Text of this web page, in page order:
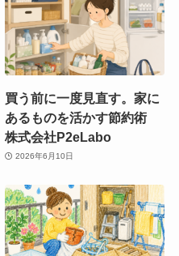
買う前に一度見直す。家に
あるものを活かす節約術
株式会社P2eLabo
2026年6月10日